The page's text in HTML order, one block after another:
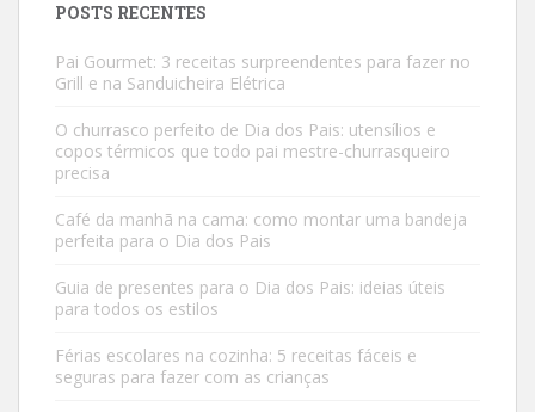
POSTS RECENTES
Pai Gourmet: 3 receitas surpreendentes para fazer no
Grill e na Sanduicheira Elétrica
O churrasco perfeito de Dia dos Pais: utensílios e
copos térmicos que todo pai mestre-churrasqueiro
precisa
Café da manhã na cama: como montar uma bandeja
perfeita para o Dia dos Pais
Guia de presentes para o Dia dos Pais: ideias úteis
para todos os estilos
Férias escolares na cozinha: 5 receitas fáceis e
seguras para fazer com as crianças